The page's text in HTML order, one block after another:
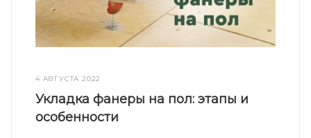
4 АВГУСТА 2022
Укладка фанеры на пол: этапы и
особенности